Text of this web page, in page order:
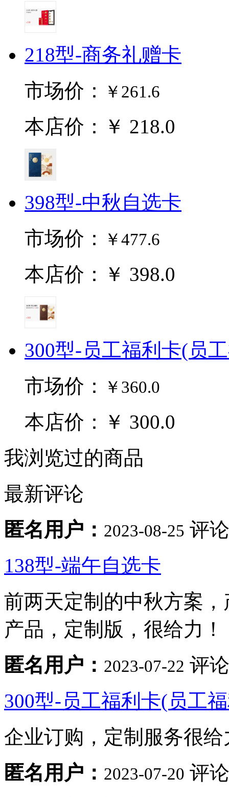
218型-商务礼赠卡
市场价：
￥261.6
本店价：￥ 218.0
398型-中秋自选卡
市场价：
￥477.6
本店价：￥ 398.0
300型-员工福利卡(员
市场价：
￥360.0
本店价：￥ 300.0
我浏览过的商品
最新评论
匿名用户： 2023-08-25 评
138型-端午自选卡
前两天定制的中秋方案
产品，定制版，很给力！
匿名用户： 2023-07-22 评
300型-员工福利卡(员工
企业订购，定制服务很
匿名用户： 2023-07-20 评